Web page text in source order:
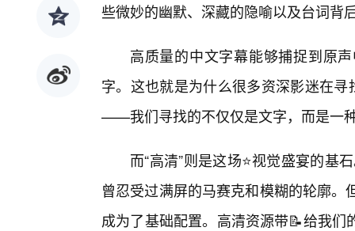
些微妙的幽默、深藏的隐喻以及台词背
高质量的中文字幕能够捕捉到原
字。这也就是为什么很多资深影迷在
——我们寻找的不仅仅是文字，而是一
而“高清”则是这场⭐视觉盛宴的基
曾忍受过满屏的马赛克和模糊的轮廓
成为了基础配置。高清资源带📝给我